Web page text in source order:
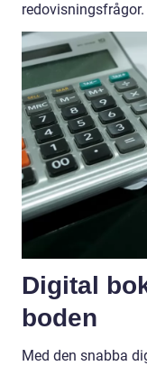
redovisningsfrågor.
Digital
boden
Med den snabba